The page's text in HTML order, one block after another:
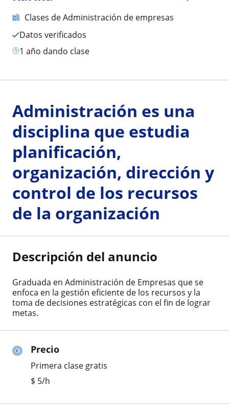
Clases de Administración de empresas
Datos verificados
1 año dando clase
Precio
Primera clase gratis
$ 5/h
Administración es una
disciplina que estudia
planificación,
organización, dirección y
control de los recursos
de la organización
Descripción del anuncio
Graduada en Administración de Empresas que se
enfoca en la gestión eficiente de los recursos y la
toma de decisiones estratégicas con el fin de lograr
metas.